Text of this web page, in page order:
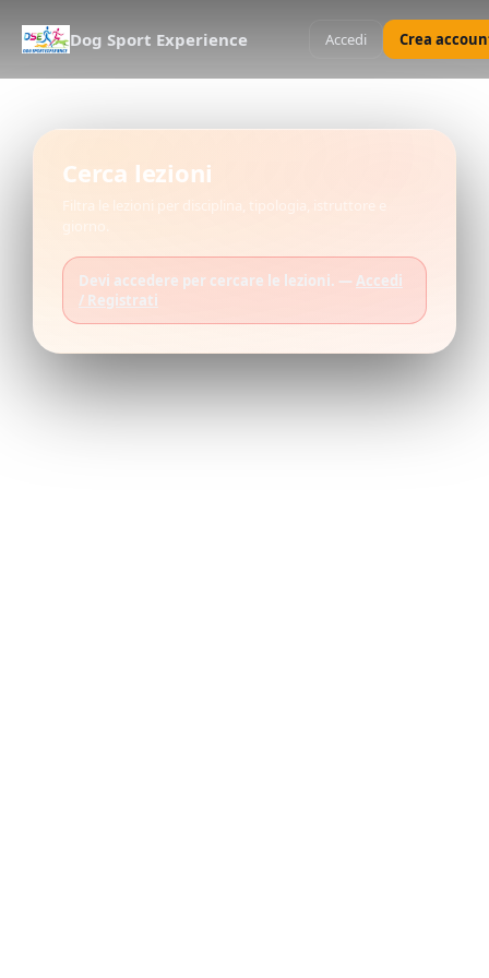
Dog Sport Experience Accedi Crea
Cerca lezioni
Filtra le lezioni per disciplina, tipologia, istruttore e
giorno.
Devi accedere per cercare le lezioni. — Accedi
/ Registrati